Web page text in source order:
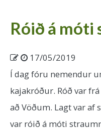
Róið á móti
17/05/2019
Í dag fóru nemendur
kajakróður. Róð var
að Vöðum. Lagt var af
var róið á móti